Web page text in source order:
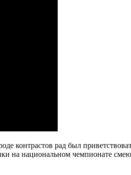
контрастов рад был
национальном чемпионате